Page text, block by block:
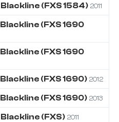
Blackline (FXS 1584) 2011
Blackline (FXS 1690
Blackline (FXS 1690
Blackline (FXS 1690) 2012
Blackline (FXS 1690) 2013
Blackline (FXS) 2011